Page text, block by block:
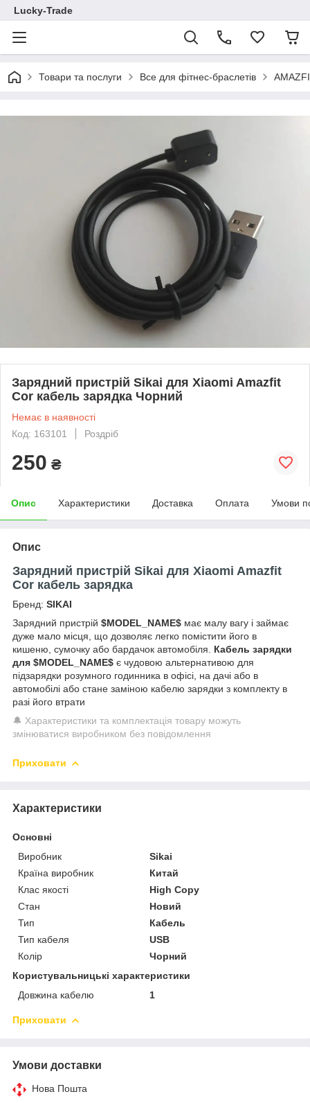
Lucky-Trade
Товари та послуги Все для фітнес-браслетів
Зарядний пристрій Sikai для Xiaomi Amazfit
Cor кабель зарядка Чорний
Немає в наявності
Код: 163101
Роздріб
250 ₴
Опис Характеристики Доставка Оплата Умови
Опис
Зарядний пристрій Sikai для Xiaomi Amazfit
Cor кабель зарядка
Бренд: SIKAI
Зарядний пристрій $MODEL_NAME$ має малу вагу і займає
дуже мало місця, що дозволяє легко помістити його в
кишеню, сумочку або бардачок автомобіля. Кабель зарядки
для $MODEL_NAME$ є чудовою альтернативою для
підзарядки розумного годинника в офісі, на дачі або в
автомобілі або стане заміною кабелю зарядки з комплекту в
разі його втрати
🔔 Характеристики та комплектація товару можуть
змінюватися виробником без повідомлення
Приховати
Характеристики
Основні
Виробник
Sikai
Країна виробник
Китай
Клас якості
High Copy
Стан
Новий
Тип
Кабель
Тип кабеля
USB
Колір
Чорний
Користувальницькі характеристики
Довжина кабелю
1
Приховати
Умови доставки
Нова Пошта